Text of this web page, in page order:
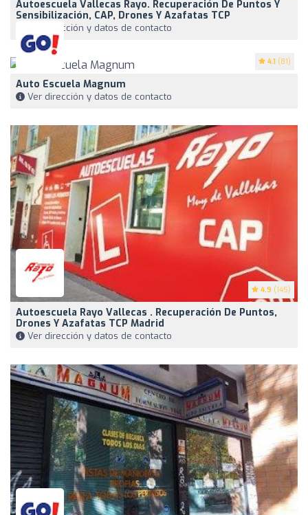
Autoescuela Vallecas Rayo. Recuperación De Puntos Y
Sensibilización, CAP, Drones Y Azafatas TCP
Ver dirección y datos de contacto
4.1 (81)
Auto Escuela Magnum
Ver dirección y datos de contacto
4.9 (145)
Autoescuela Rayo Vallecas . Recuperación De Puntos,
Drones Y Azafatas TCP Madrid
Ver dirección y datos de contacto